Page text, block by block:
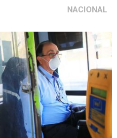
NACIONAL